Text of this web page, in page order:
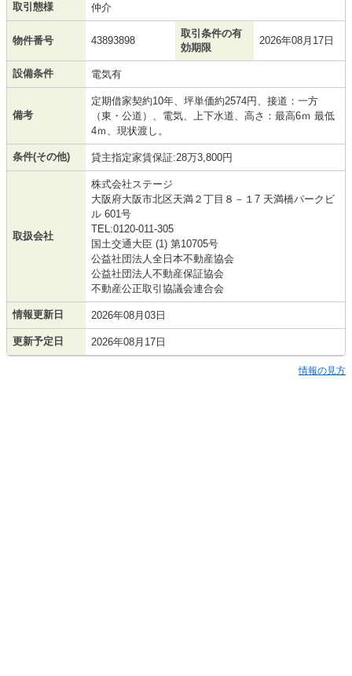
取引態様 仲介
物件番号 43893898
取引条件の有
効期限
2026年08月17日
設備条件 電気有
備考
定期借家契約10年、坪単価約2574円、接道：一方
（東・公道）、電気、上下水道、高さ：最高6ｍ 最低
4ｍ、現状渡し。
条件(その他) 貸主指定家賃保証:28万3,800円
取扱会社
株式会社ステージ
大阪府大阪市北区天満２丁目８－１7 天満橋パークビ
ル 601号
TEL:0120-011-305
国土交通大臣 (1) 第10705号
公益社団法人全日本不動産協会
公益社団法人不動産保証協会
不動産公正取引協議会連合会
情報更新日 2026年08月03日
更新予定日 2026年08月17日
情報の見方